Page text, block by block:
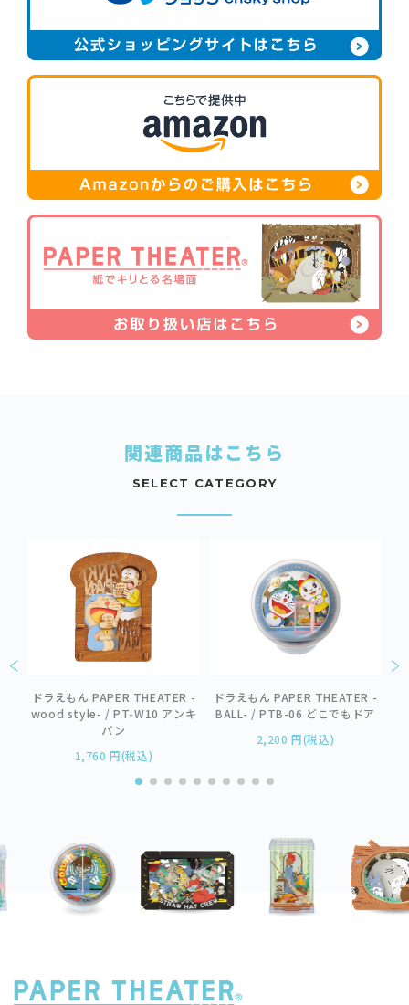
関連商品はこちら
SELECT CATEGORY
ドラえもん PAPER THEATER -
wood style- / PT-W10 アンキ
パン
1,760 円(税込)
ドラえもん PAPER THEATER -
BALL- / PTB-06 どこでもドア
2,200 円(税込)